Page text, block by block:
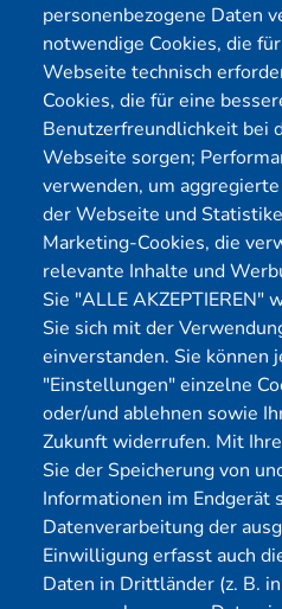
personenbezogene Daten
notwendige Cookies, die
Webseite technisch
Cookies, die für eine
Benutzerfreundlichkeit bei
Webseite sorgen;
verwenden, um
der Webseite und
Marketing-Cookies, die
relevante Inhalte und
Sie "ALLE AKZEPTIEREN"
Sie sich mit der
einverstanden. Sie können
"Einstellungen" einzelne
oder/und ablehnen sowie
Zukunft widerrufen. Mit
Sie der Speicherung von
Informationen im Endgerät
Datenverarbeitung der
Einwilligung erfasst auch
Daten in Drittländer (z. B.
E-Mail:
info@yekta-it.de
(Mo.-Fr.9-17 Uhr)
Menü
Cybersecurity
Pentest Anbieter
Pentest Kosten Rechner
KMU CyberRisikoCheck
OT-Security
Physical Pentest
Über uns
Mitglied